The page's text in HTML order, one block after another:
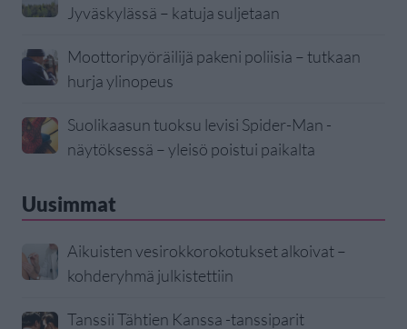
Jyväskylässä – katuja suljetaan
Moottoripyöräilijä pakeni poliisia – tutkaan
hurja ylinopeus
Suolikaasun tuoksu levisi Spider-Man -
näytöksessä – yleisö poistui paikalta
Uusimmat
Aikuisten vesirokkorokotukset alkoivat –
kohderyhmä julkistettiin
Tanssii Tähtien Kanssa -tanssiparit